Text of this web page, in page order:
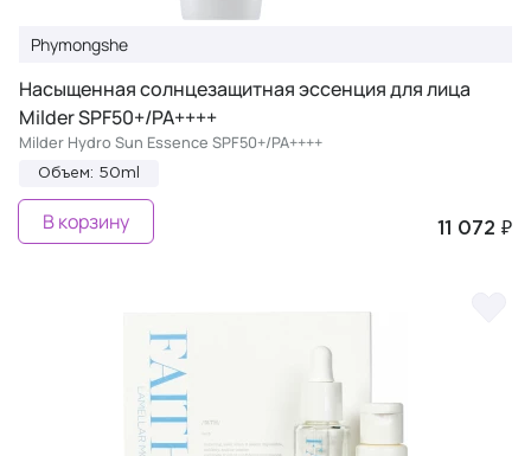
Phymongshe
Насыщенная солнцезащитная эссенция для лица
Milder SPF50+/PA++++
Milder Hydro Sun Essence SPF50+/PA++++
Объем: 50ml
11 072 ₽
В корзину